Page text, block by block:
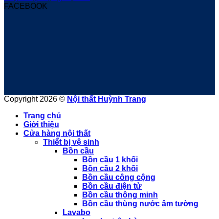
FACEBOOK
Copyright 2026 © Nội thất Huỳnh Trang
Trang chủ
Giới thiệu
Cửa hàng nội thất
Thiết bị vệ sinh
Bồn cầu
Bồn cầu 1 khối
Bồn cầu 2 khối
Bồn cầu công cộng
Bồn cầu điện tử
Bồn cầu thông minh
Bồn cầu thùng nước âm tường
Lavabo